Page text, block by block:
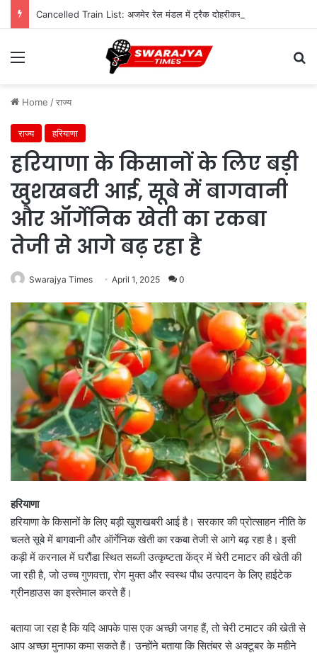
Menu
Home /राज्य
राज्य हरियाणा
हरियाणा के किसानों के लिए बड़ी
खुशखबरी आई, सूबे में बागवानी
और ऑर्गेनिक खेती का रकबा
तेजी से आगे बढ़ रहा है
Swarajya Times April 1, 2025 0
हरियाणा
हरियाणा के किसानों के लिए बड़ी खुशखबरी आई है। सरकार की प्रोत्साहन नीति के
चलते सूबे में बागवानी और ऑर्गेनिक खेती का रकबा तेजी से आगे बढ़ रहा है। इसी
कड़ी में करनाल में घरौंडा स्थित सब्जी उत्कृष्टता केंद्र में चेरी टमाटर की खेती की
जा रही है, जो उच्च गुणवत्ता, रोग मुक्त और स्वस्थ पौध उत्पादन के लिए हाईटेक
ग्रीनहाउस का इस्तेमाल करते हैं।
बताया जा रहा है कि यदि आपके पास एक अच्छी जगह हैं, तो चेरी टमाटर की खेती से
आप अच्छा मुनाफा कमा सकते हैं। उन्होंने बताया कि सितंबर से अक्टूबर के महीने